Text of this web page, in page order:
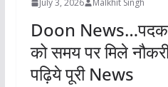
July 3, 2026 Malkhit Singh
Doon News…पदक
को समय पर मिले
पढ़िये पूरी News